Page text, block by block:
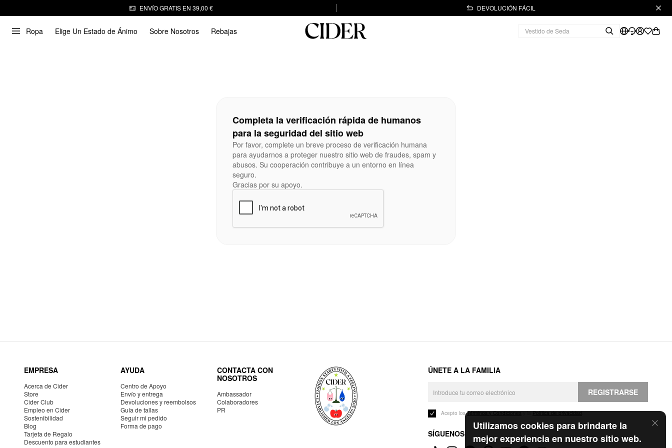
ENVÍO GRATIS EN 39,00 € DEVOLUCIÓN FÁCIL
Ropa Elige Un Estado de Ánimo Sobre Nosotros Rebajas
Utilizamos cookies para brindarte la
mejor experiencia en nuestro sitio web.
Completa la verificación rápida de humanos
para la seguridad del sitio web
Por favor, complete un breve proceso de verificación humana
para ayudarnos a proteger nuestro sitio web de fraudes, spam y
abusos. Su cooperación contribuye a un entorno en línea
seguro.
Gracias por su apoyo.
EMPRESA
Acerca de Cider
Store
Cider Club
Empleo en Cider
Sostenibilidad
Blog
Tarjeta de Regalo
Descuento para estudiantes
AYUDA
Centro de Apoyo
Envío y entrega
Devoluciones y reembolsos
Guía de tallas
Seguir mi pedido
Forma de pago
CONTACTA CON
NOSOTROS
Ambassador
Colaboradores
PR
ÚNETE A LA FAMILIA
REGISTRARSE
Acepto losTérminos y Condicionesy laPolítica de privacidad.
SÍGUENOS